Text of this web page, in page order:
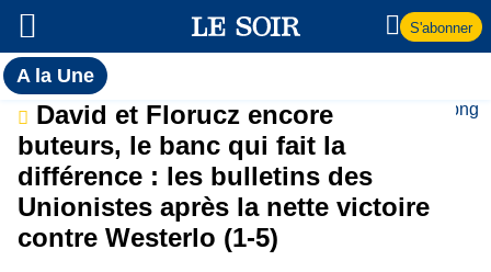
S'abonner
A la UneToutes
l'actualité
du Soir
A
la
Une
David et Florucz encore
buteurs, le banc qui fait la
différence : les bulletins des
Unionistes après la nette victoire
contre Westerlo (1-5)